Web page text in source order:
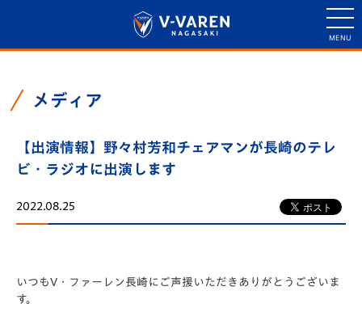
メディア
【出演情報】野々村芳和チェアマンが長崎のテレ
ビ・ラジオに出演します
2022.08.25
いつもV・ファーレン長崎にご声援いただきありがとうございま
す。